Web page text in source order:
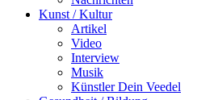
Kunst / Kultur
Artikel
Video
Interview
Musik
Künstler Dein Veedel